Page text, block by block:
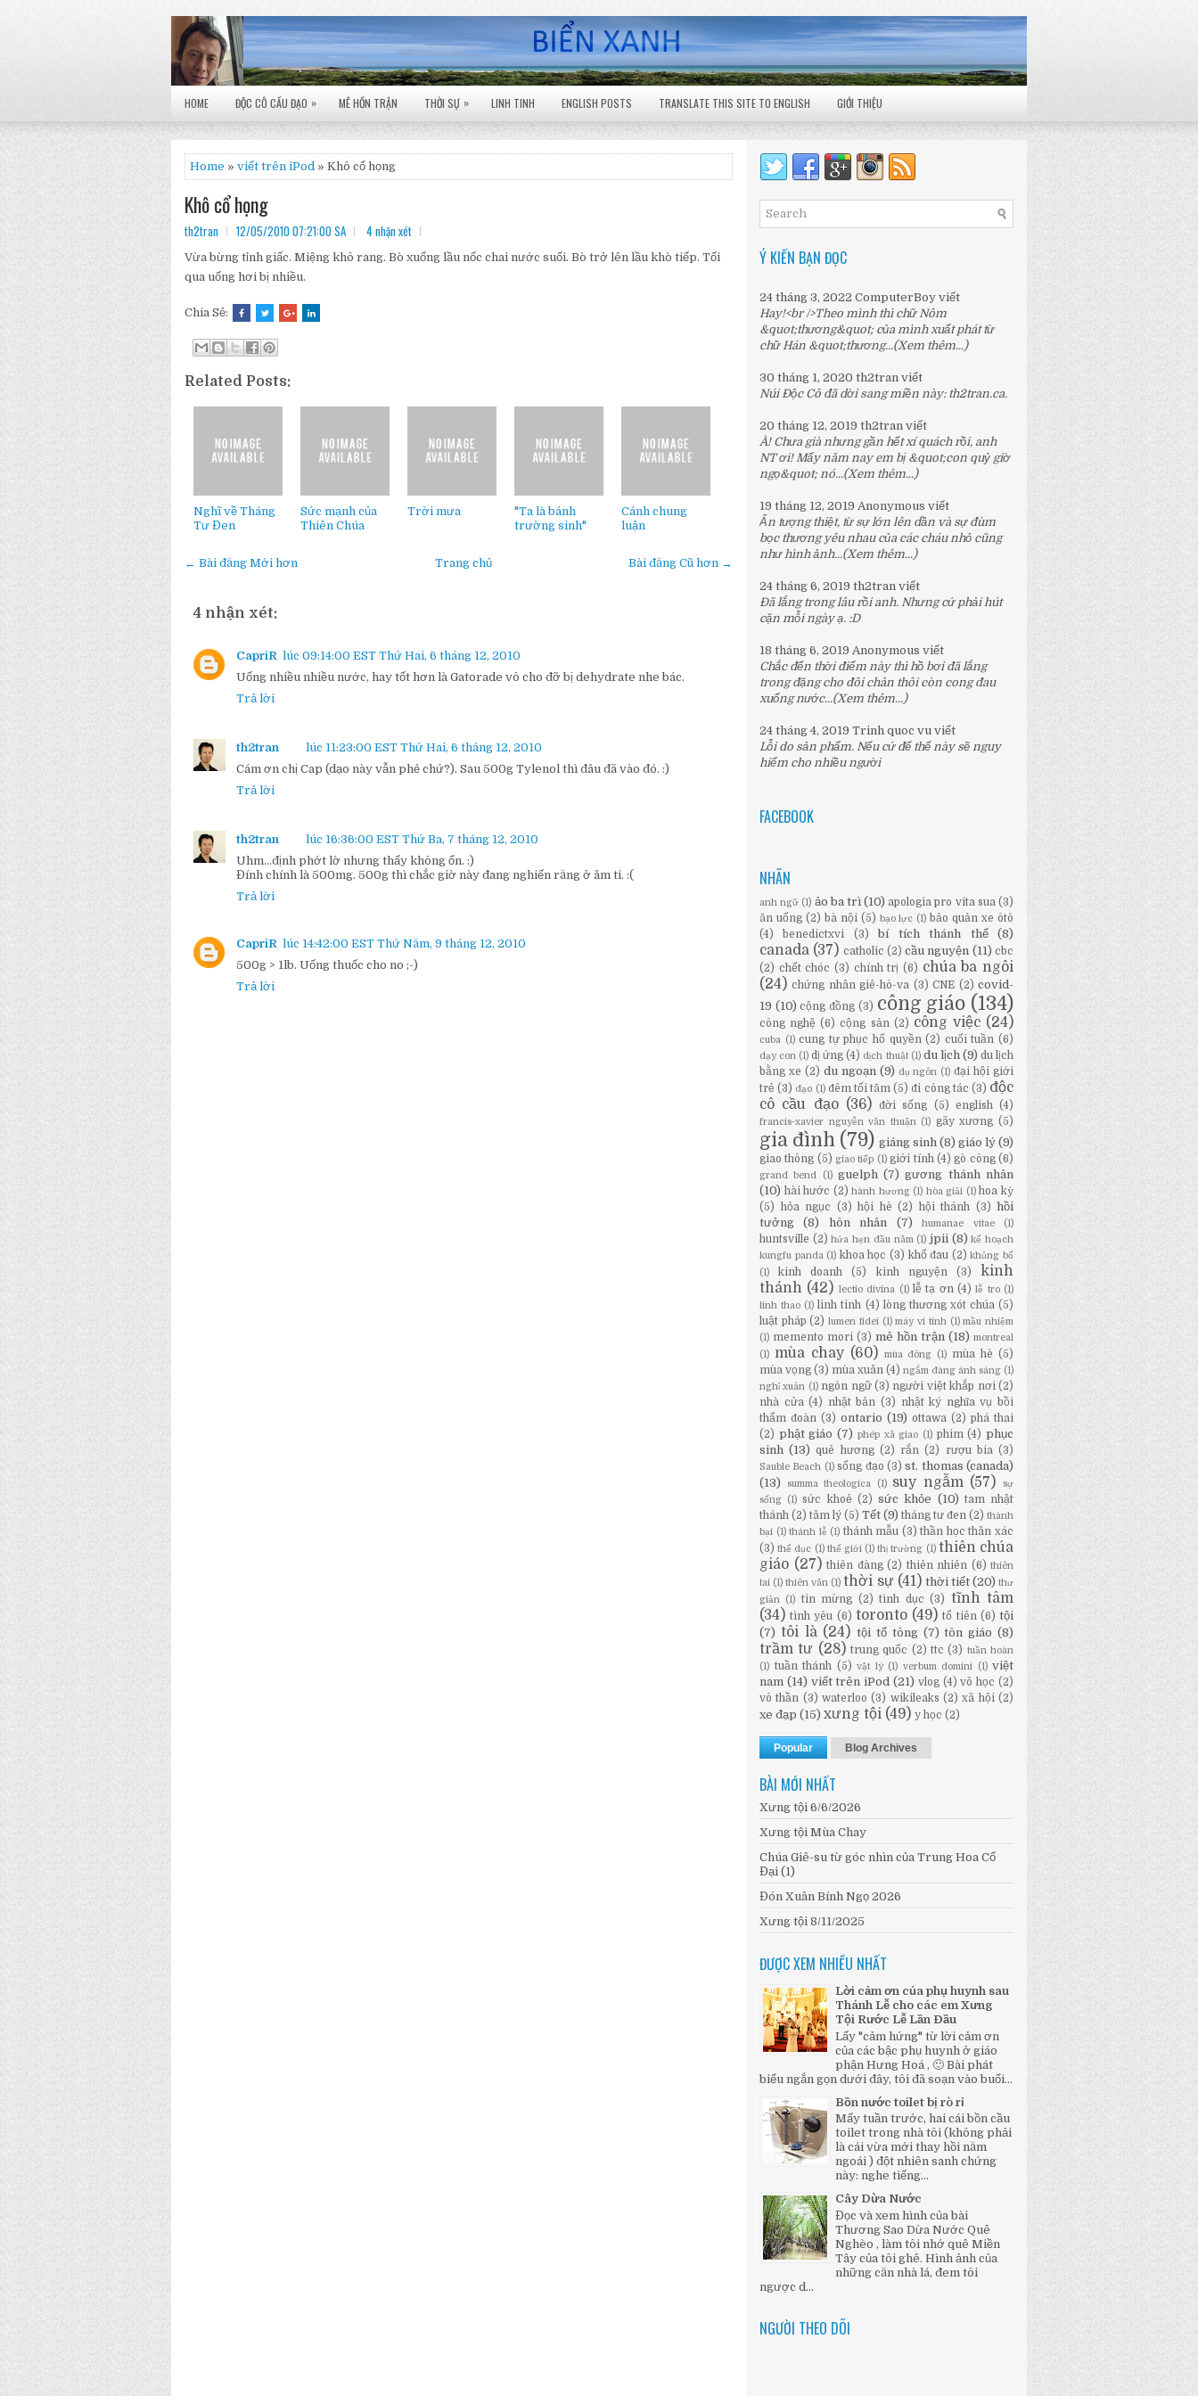
HOME ĐỘC CÔ CẦU ĐẠO » MÊ HỒN TRẬN THỜI SỰ » LINH TINH ENGLISH POSTS TRANSLATE THIS SITE TO ENGLISH GIỚI THIỆU
Home » viết trên iPod » Khô cổ họng
Khô cổ họng
th2tran 12/05/2010 07:21:00 SA 4 nhận xét
Vừa bừng tỉnh giấc. Miệng khô rang. Bò xuống lầu nốc chai nước suối. Bò trở lên lầu khò tiếp. Tối
qua uống hơi bị nhiều.
Chia Sẻ:
Related Posts:
Nghĩ về Tháng
Tư Đen
Sức mạnh của
Thiên Chúa
Trời mưa
"Ta là bánh
trường sinh"
Cánh chung
luận
← Bài đăng Mới hơn Bài đăng Cũ hơn →
Trang chủ
4 nhận xét:
CapriR lúc 09:14:00 EST Thứ Hai, 6 tháng 12, 2010
Uống nhiều nhiều nước, hay tốt hơn là Gatorade vô cho đỡ bị dehydrate nhe bác.
Trả lời
th2tran
lúc 11:23:00 EST Thứ Hai, 6 tháng 12, 2010
Cám ơn chị Cap (dạo này vẫn phẻ chứ?). Sau 500g Tylenol thì đâu đã vào đó. :)
Trả lời
th2tran
lúc 16:36:00 EST Thứ Ba, 7 tháng 12, 2010
Uhm...định phớt lờ nhưng thấy không ổn. :)
Đính chính là 500mg. 500g thì chắc giờ này đang nghiến răng ở âm ti. :(
Trả lời
CapriR lúc 14:42:00 EST Thứ Năm, 9 tháng 12, 2010
500g > 1lb. Uống thuốc cho no ;-)
Trả lời
Ý KIẾN BẠN ĐỌC
24 tháng 3, 2022 ComputerBoy viết
Hay!<br />Theo mình thì chữ Nôm
&quot;thương&quot; của mình xuất phát từ
chữ Hán &quot;thương...(Xem thêm...)
30 tháng 1, 2020 th2tran viết
Núi Độc Cô đã dời sang miền này: th2tran.ca.
20 tháng 12, 2019 th2tran viết
À! Chưa già nhưng gần hết xí quách rồi, anh
NT ơi! Mấy năm nay em bị &quot;con quỷ giờ
ngọ&quot; nó...(Xem thêm...)
19 tháng 12, 2019 Anonymous viết
Ấn tượng thiệt, từ sự lớn lên dần và sự đùm
bọc thương yêu nhau của các cháu nhỏ cũng
như hình ảnh...(Xem thêm...)
24 tháng 6, 2019 th2tran viết
Đã lắng trong lâu rồi anh. Nhưng cứ phải hút
cặn mỗi ngày ạ. :D
18 tháng 6, 2019 Anonymous viết
Chắc đến thời điểm này thì hồ bơi đã lắng
trong đặng cho đôi chân thôi còn cong đau
xuống nước...(Xem thêm...)
24 tháng 4, 2019 Trinh quoc vu viết
Lỗi do sản phẩm. Nếu cứ để thế này sẽ nguy
hiểm cho nhiều người
FACEBOOK
NHÃN
anh ngữ (1) ảo ba trì (10) apologia pro vita sua (3)
ăn uống (2) bà nội (5) bạo lực (1) bảo quản xe ôtô
(4)
benedictxvi (3) bí tích thánh thể (8)
canada (37) catholic (2) cầu nguyện (11) cbc
(2) chết chóc (3) chính trị (6) chúa ba ngôi
(24) chứng nhân giê-hô-va (3) CNE (2) covid-
19 (10) cộng đồng (3) công giáo (134)
công nghệ (6) cộng sản (2) công việc (24)
cuba (1) cung tự phục hổ quyền (2) cuối tuần (6)
dạy con (1) dị ứng (4) dịch thuật (1) du lịch (9) du lịch
bằng xe (2) du ngoạn (9) dụ ngôn (1) đại hội giới
trẻ (3) đạo (1) đêm tối tăm (5) đi công tác (3) độc
cô cầu đạo (36) đời sống (5) english (4)
francis-xavier nguyễn văn thuận (1) gãy xương (5)
gia đình (79) giáng sinh (8) giáo lý (9)
giao thông (5) giao tiếp (1) giới tính (4) gò công (6)
grand bend (1) guelph (7) gương thánh nhân
(10) hài hước (2) hành hương (1) hòa giải (1) hoa kỳ
(5) hỏa ngục (3) hội hè (2) hội thánh (3) hồi
tưởng
(8) hôn nhân (7) humanae vitae (1)
huntsville (2) hứa hẹn đầu năm (1) jpii (8) kế hoạch
kungfu panda (1) khoa học (3) khổ đau (2) khủng bố
(1)
kinh doanh (5) kinh nguyện (3)
kinh
thánh (42) lectio divina (1) lễ tạ ơn (4) lễ tro (1)
linh thao (1) linh tinh (4) lòng thương xót chúa (5)
luật pháp (2) lumen fidei (1) máy vi tính (1) mầu nhiệm
(1) memento mori (3) mê hồn trận (18) montreal
(1) mùa chay (60) mùa đông (1) mùa hè (5)
mùa vọng (3) mùa xuân (4) ngắm đàng ánh sáng (1)
nghỉ xuân (1) ngôn ngữ (3) người việt khắp nơi (2)
nhà cửa (4) nhật bản (3) nhật ký nghĩa vụ bồi
thẩm đoàn (3) ontario (19) ottawa (2) phá thai
(2) phật giáo (7) phép xã giao (1) phim (4) phục
sinh (13) quê hương (2) rắn (2) rượu bia (3)
Sauble Beach (1) sống đạo (3) st. thomas (canada)
(13)
summa theologica (1) suy ngẫm (57)
sự
sống
(1) sức khoẻ (2) sức khỏe (10) tam nhật
thánh (2) tâm lý (5) Tết (9) tháng tư đen (2) thành
bại (1) thánh lễ (1) thánh mẫu (3) thần học thân xác
(3) thể dục (1) thế giới (1) thị trường (1) thiên chúa
giáo (27) thiên đàng (2) thiên nhiên (6) thiên
tai (1) thiên văn (1) thời sự (41) thời tiết (20) thư
giản
(1) tin mừng (2) tình dục (3) tĩnh tâm
(34) tình yêu (6) toronto (49) tổ tiên (6) tội
(7) tôi là (24) tội tổ tông (7) tôn giáo (8)
trầm tư (28) trung quốc (2) ttc (3) tuần hoàn
(1) tuần thánh (5) vật lý (1) verbum domini (1) việt
nam (14) viết trên iPod (21) vlog (4) võ học (2)
vô thần (3) waterloo (3) wikileaks (2) xã hội (2)
xe đạp (15) xưng tội (49) y học (2)
Popular Blog Archives
BÀI MỚI NHẤT
Xưng tội 6/6/2026
Xưng tội Mùa Chay
Chúa Giê-su từ góc nhìn của Trung Hoa Cổ
Đại (1)
Đón Xuân Bính Ngọ 2026
Xưng tội 8/11/2025
ĐƯỢC XEM NHIỀU NHẤT
Lời cảm ơn của phụ huynh sau
Thánh Lễ cho các em Xưng
Tội Rước Lễ Lần Đầu
Lấy "cảm hứng" từ lời cảm ơn
của các bậc phụ huynh ở giáo
phận Hưng Hoá , 🙂 Bài phát
biểu ngắn gọn dưới đây, tôi đã soạn vào buổi...
Bồn nước toilet bị rò rỉ
Mấy tuần trước, hai cái bồn cầu
toilet trong nhà tôi (không phải
là cái vừa mới thay hồi năm
ngoái ) đột nhiên sanh chứng
này: nghe tiếng...
Cây Dừa Nước
Đọc và xem hình của bài
Thương Sao Dừa Nước Quê
Nghèo , làm tôi nhớ quê Miền
Tây của tôi ghê. Hình ảnh của
những căn nhà lá, đem tôi
ngược d...
NGƯỜI THEO DÕI